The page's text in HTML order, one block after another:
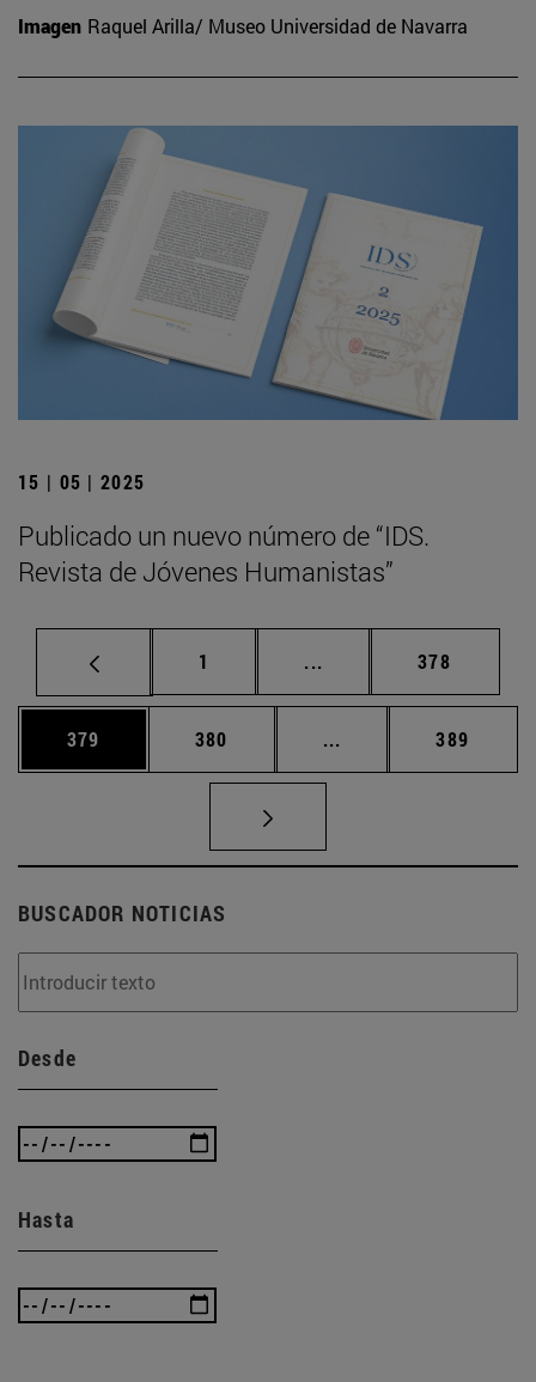
Imagen Raquel Arilla/ Museo Universidad de Navarra
15 | 05 | 2025
Publicado un nuevo número de “IDS.
Revista de Jóvenes Humanistas”
Página
1 ... Páginas intermedias
Página
378
Página
379 Página
380 ... Páginas intermedias
Página
389
BUSCADOR NOTICIAS
Desde
Hasta